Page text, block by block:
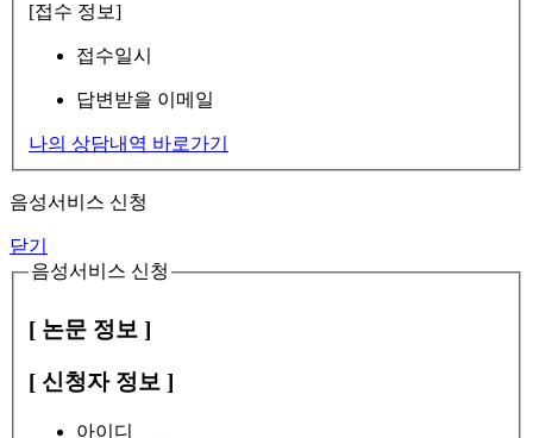
[접수 정보]
접수일시
답변받을 이메일
나의 상담내역 바로가기
음성서비스 신청
닫기
음성서비스 신청
[ 논문 정보 ]
[ 신청자 정보 ]
아이디